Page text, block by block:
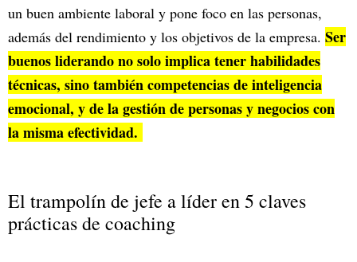
un buen ambiente laboral y pone foco en las personas,
además del rendimiento y los objetivos de la empresa. Ser
buenos liderando no solo implica tener habilidades
técnicas, sino también competencias de inteligencia
emocional, y de la gestión de personas y negocios con
la misma efectividad.
El trampolín de jefe a líder en 5 claves
prácticas de coaching